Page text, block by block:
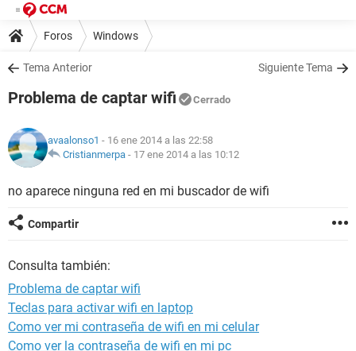
Foros Windows
Tema Anterior Siguiente Tema
Problema de captar wifi Cerrado
avaalonso1 - 16 ene 2014 a las 22:58
Cristianmerpa - 17 ene 2014 a las 10:12
no aparece ninguna red en mi buscador de wifi
Compartir
Consulta también:
Problema de captar wifi
Teclas para activar wifi en laptop
Como ver mi contraseña de wifi en mi celular
Como ver la contraseña de wifi en mi pc